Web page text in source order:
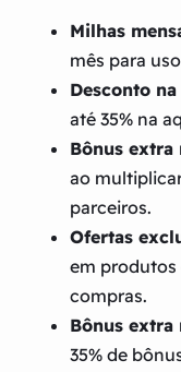
Milhas
mês para
Desconto
até 35% na
Bônus
ao
parceiros.
Ofertas
em produtos
compras.
Bônus extra
35% de